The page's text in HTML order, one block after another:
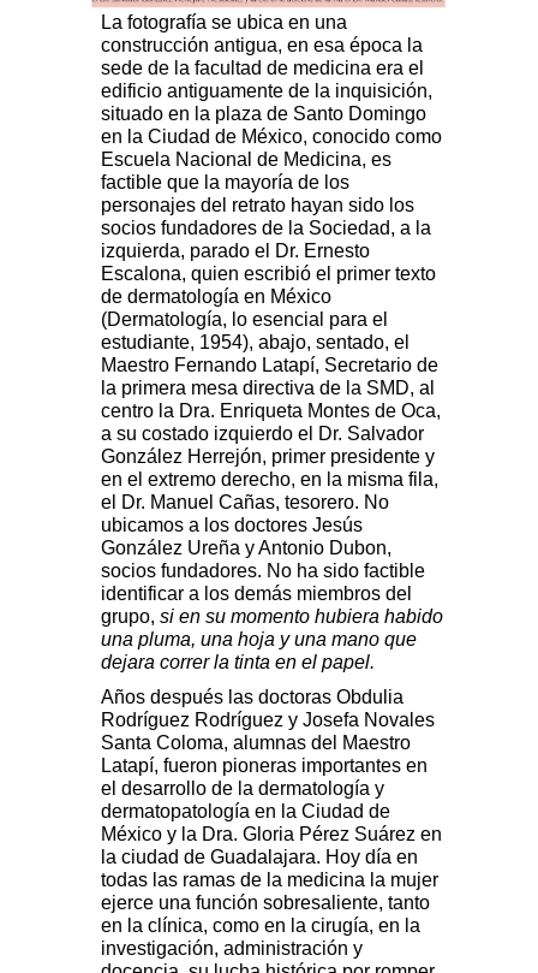
La fotografía se ubica en una
construcción antigua, en esa época la
sede de la facultad de medicina era el
edificio antiguamente de la inquisición,
situado en la plaza de Santo Domingo
en la Ciudad de México, conocido como
Escuela Nacional de Medicina, es
factible que la mayoría de los
personajes del retrato hayan sido los
socios fundadores de la Sociedad, a la
izquierda, parado el Dr. Ernesto
Escalona, quien escribió el primer texto
de dermatología en México
(Dermatología, lo esencial para el
estudiante, 1954), abajo, sentado, el
Maestro Fernando Latapí, Secretario de
la primera mesa directiva de la SMD, al
centro la Dra. Enriqueta Montes de Oca,
a su costado izquierdo el Dr. Salvador
González Herrejón, primer presidente y
en el extremo derecho, en la misma fila,
el Dr. Manuel Cañas, tesorero. No
ubicamos a los doctores Jesús
González Ureña y Antonio Dubon,
socios fundadores. No ha sido factible
identificar a los demás miembros del
grupo, si en su momento hubiera habido
una pluma, una hoja y una mano que
dejara correr la tinta en el papel.
Años después las doctoras Obdulia
Rodríguez Rodríguez y Josefa Novales
Santa Coloma, alumnas del Maestro
Latapí, fueron pioneras importantes en
el desarrollo de la dermatología y
dermatopatología en la Ciudad de
México y la Dra. Gloria Pérez Suárez en
la ciudad de Guadalajara. Hoy día en
todas las ramas de la medicina la mujer
ejerce una función sobresaliente, tanto
en la clínica, como en la cirugía, en la
investigación, administración y